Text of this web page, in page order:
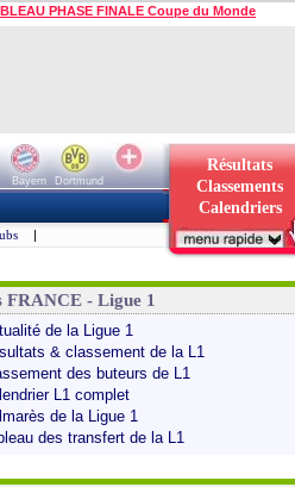
PHASE FINALE Coupe du Monde
Bayern
Dortmund
Résultats
Classements
Calendriers
|
FRANCE - Ligue 1
de la Ligue 1
& classement de la L1
des buteurs de L1
L1 complet
de la Ligue 1
des transfert de la L1